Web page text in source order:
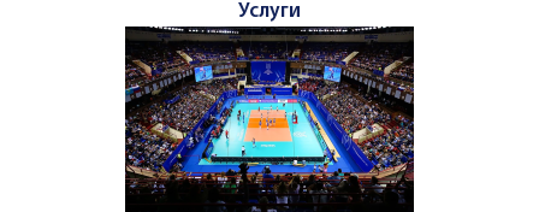
Услуги